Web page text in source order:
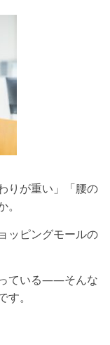
りが重い」「腰の
ッピングモールの
ている——そんな
。